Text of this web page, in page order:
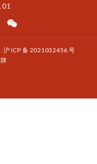
沪 ICP 备 2021032456 号